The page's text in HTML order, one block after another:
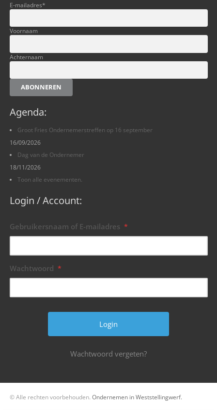
E-mailadres*
Voornaam
Achternaam
ABONNEREN
Agenda:
Groot Fries Ondernemerstreffen op 16 september
16/09/2026
Dag van de Ondernemer
18/11/2026
Toon alle evenementen.
Login / Account:
Gebruikersnaam of E-mailadres *
Wachtwoord *
Wachtwoord vergeten?
© Alle rechten voorbehouden. Ondernemen in Weststellingwerf.